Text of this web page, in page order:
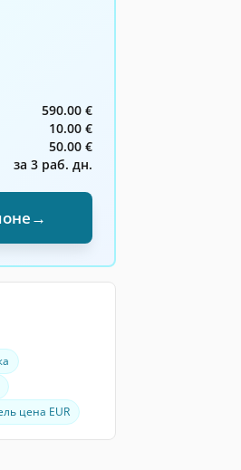
590.00 €
10.00 €
50.00 €
за 3 раб. дн.
→
цена EUR